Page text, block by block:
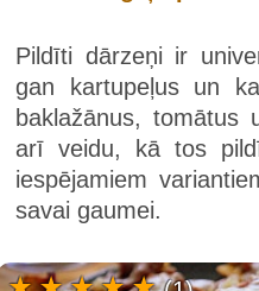
Pildīti dārzeņi ir
gan kartupeļus un
baklažānus, tomātus
arī veidu, kā tos
iespējamiem
savai gaumei.